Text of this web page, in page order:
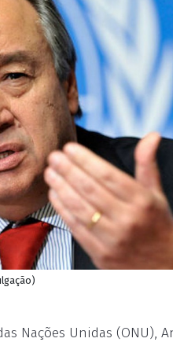
Nações Unidas (ONU),